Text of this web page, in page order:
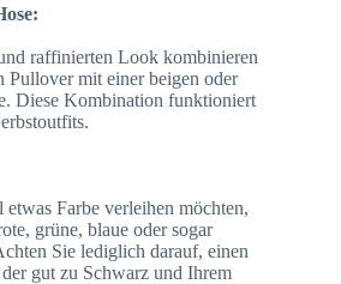
raffinierten Look kombinieren
Pullover mit einer beigen oder
Diese Kombination funktioniert
Farbe verleihen möchten,
grüne, blaue oder sogar
Sie lediglich darauf, einen
gut zu Schwarz und Ihrem